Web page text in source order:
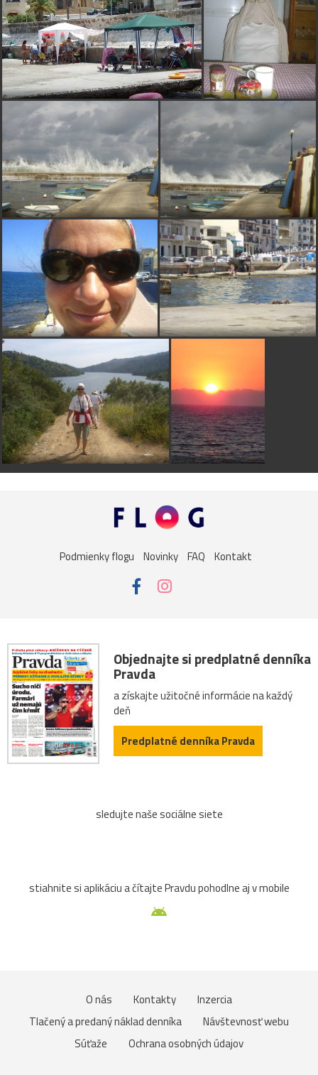
Podmienky flogu Novinky FAQ Kontakt
Objednajte si predplatné denníka
Pravda
a získajte užitočné informácie na každý
deň
Predplatné denníka Pravda
sledujte naše sociálne siete
stiahnite si aplikáciu a čítajte Pravdu pohodlne aj v mobile
O nás Kontakty
Inzercia
Tlačený a predaný náklad denníka
Návštevnosť webu
Súťaže
Ochrana osobných údajov